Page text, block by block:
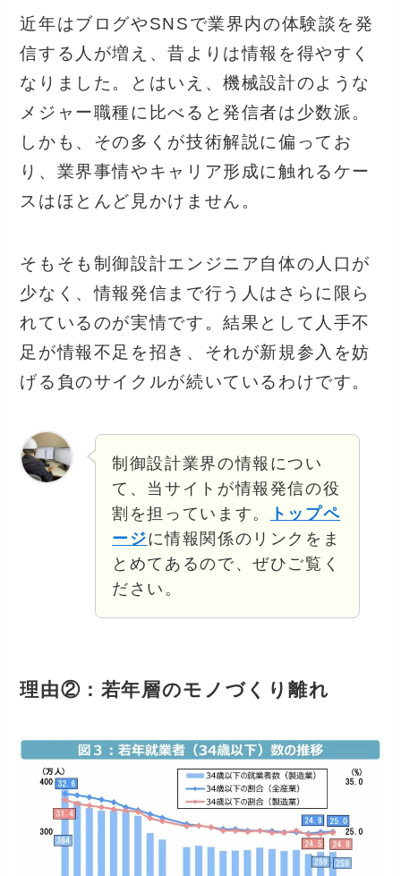
近年はブログやSNSで業界内の体験談を発
信する人が増え、昔よりは情報を得やすく
なりました。とはいえ、機械設計のような
メジャー職種に比べると発信者は少数派。
しかも、その多くが技術解説に偏ってお
り、業界事情やキャリア形成に触れるケー
スはほとんど見かけません。
そもそも制御設計エンジニア自体の人口が
少なく、情報発信まで行う人はさらに限ら
れているのが実情です。結果として人手不
足が情報不足を招き、それが新規参入を妨
げる負のサイクルが続いているわけです。
制御設計業界の情報につい
て、当サイトが情報発信の役
割を担っています。
トップペ
ージに情報関係のリンクをま
とめてあるので、ぜひご覧く
ださい。
理由②：若年層のモノづくり離れ